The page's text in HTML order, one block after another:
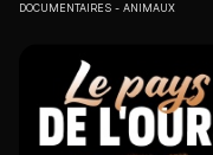
DOCUMENTAIRES ANIMAUX